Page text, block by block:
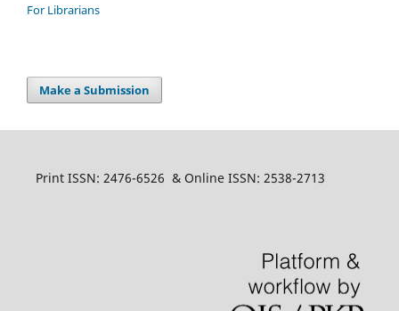
For Librarians
Make a Submission
Print ISSN: 2476-6526 & Online ISSN: 2538-2713